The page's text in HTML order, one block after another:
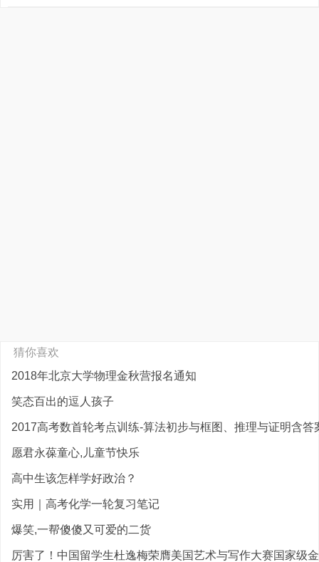
猜你喜欢
2018年北京大学物理金秋营报名通知
笑态百出的逗人孩子
2017高考数首轮考点训练-算法初步与框图、推理与证明含答
愿君永葆童心,儿童节快乐
高中生该怎样学好政治？
实用｜高考化学一轮复习笔记
爆笑,一帮傻傻又可爱的二货
厉害了！中国留学生杜逸梅荣膺美国艺术与写作大赛国家级